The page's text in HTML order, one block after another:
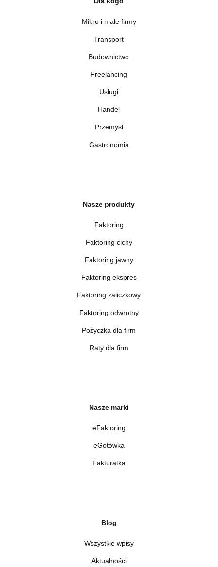
Mikro i małe firmy
Transport
Budownictwo
Freelancing
Usługi
Handel
Przemysł
Gastronomia
Nasze produkty
Faktoring
Faktoring cichy
Faktoring jawny
Faktoring ekspres
Faktoring zaliczkowy
Faktoring odwrotny
Pożyczka dla firm
Raty dla firm
Nasze marki
eFaktoring
eGotówka
Fakturatka
Blog
Wszystkie wpisy
Aktualności